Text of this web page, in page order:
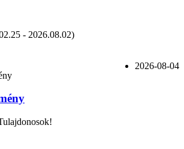
- 2026.08.02)
2026-08-04